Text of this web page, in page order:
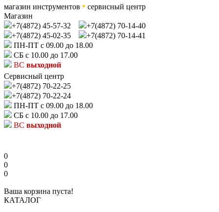
магазин инструментов • сервисный центр
Магазин
+7(4872) 45-57-32
+7(4872) 70-14-40
+7(4872) 45-02-35
+7(4872) 70-14-41
ПН-ПТ с 09.00 до 18.00
СБ с 10.00 до 17.00
ВС выходной
Сервисный центр
+7(4872) 70-22-25
+7(4872) 70-22-24
ПН-ПТ с 09.00 до 18.00
СБ с 10.00 до 17.00
ВС выходной
0
0
0
Ваша корзина пуста!
КАТАЛОГ